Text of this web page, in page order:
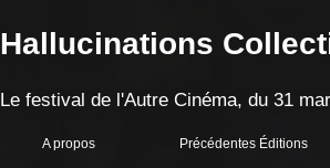
Hallucinations
Le festival de l'Autre Cinéma, du 31
A propos Précédentes Éditions